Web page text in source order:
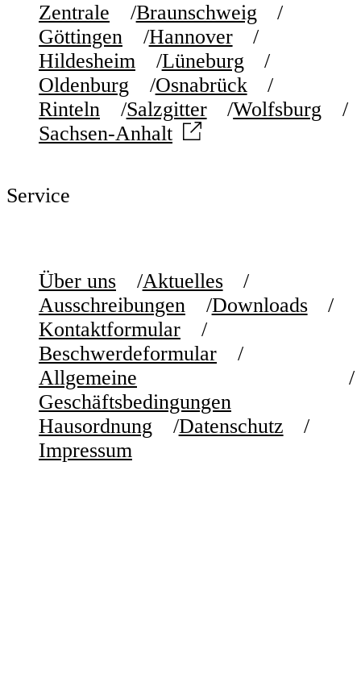
Zentrale
Braunschweig
Göttingen
Hannover
Hildesheim
Lüneburg
Oldenburg
Osnabrück
Rinteln
Salzgitter
Wolfsburg
Sachsen-Anhalt
Service
Über uns
Aktuelles
Ausschreibungen
Downloads
Kontaktformular
Beschwerdeformular
Allgemeine
Geschäftsbedingungen
Hausordnung
Datenschutz
Impressum